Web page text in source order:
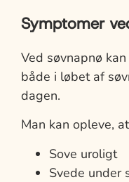
Symptomer
Ved søvnapnø
både i løbet af
dagen.
Man kan opleve,
Sove uroligt
Svede under